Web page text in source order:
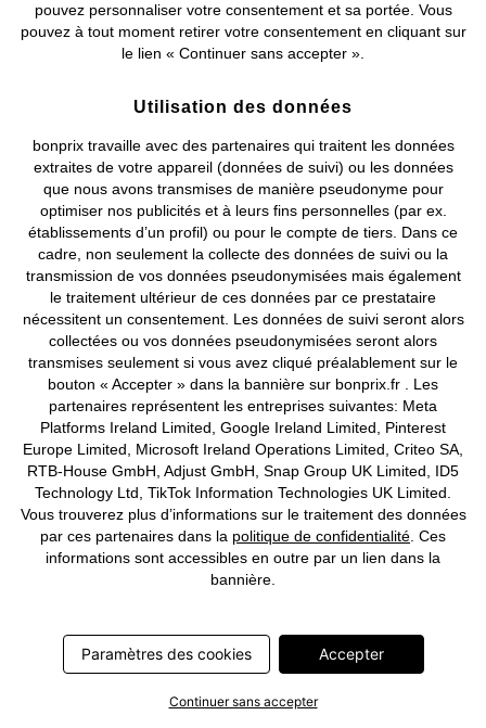
Bermuda sweat à bordures
ouvertes en coton, Loose Fit
CHF 25,95
Bermuda long regular à taille
élastiquée
CHF 44,95
pouvez personnaliser votre consentement et sa portée. Vous
pouvez à tout moment retirer votre consentement en cliquant sur
le lien « Continuer sans accepter ».
Utilisation des données
bonprix travaille avec des partenaires qui traitent les données
extraites de votre appareil (données de suivi) ou les données
que nous avons transmises de manière pseudonyme pour
optimiser nos publicités et à leurs fins personnelles (par ex.
établissements d’un profil) ou pour le compte de tiers. Dans ce
cadre, non seulement la collecte des données de suivi ou la
transmission de vos données pseudonymisées mais également
le traitement ultérieur de ces données par ce prestataire
nécessitent un consentement. Les données de suivi seront alors
collectées ou vos données pseudonymisées seront alors
transmises seulement si vous avez cliqué préalablement sur le
bouton « Accepter » dans la bannière sur bonprix.fr . Les
partenaires représentent les entreprises suivantes: Meta
Platforms Ireland Limited, Google Ireland Limited, Pinterest
Europe Limited, Microsoft Ireland Operations Limited, Criteo SA,
RTB-House GmbH, Adjust GmbH, Snap Group UK Limited, ID5
Technology Ltd, TikTok Information Technologies UK Limited.
Vous trouverez plus d’informations sur le traitement des données
par ces partenaires dans la politique de confidentialité . Ces
informations sont accessibles en outre par un lien dans la
bannière.
Paramètres des cookies Accepter
Continuer sans accepter